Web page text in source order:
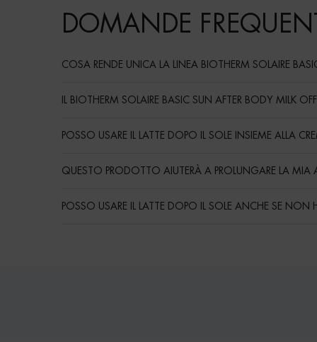
DOMANDE
COSA RENDE UNICA LA LINEA BIOTHERM SOLAIRE
IL BIOTHERM SOLAIRE BASIC SUN AFTER BODY MILK
POSSO USARE IL LATTE DOPO IL SOLE INSIEME ALLA
QUESTO PRODOTTO AIUTERÀ A PROLUNGARE LA MIA
POSSO USARE IL LATTE DOPO IL SOLE ANCHE SE NON